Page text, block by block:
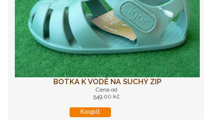
BOTKA K VODĚ NA SUCHÝ ZIP
Cena od
549,00 kč
Koupit